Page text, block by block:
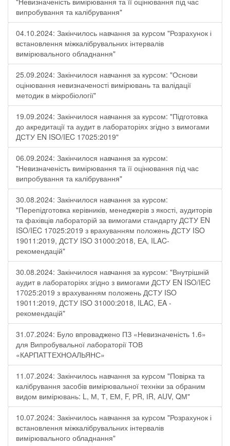
випробування та калібрування"
04.10.2024: Закінчилось навчання за курсом "Розрахунок і
встановлення міжкалібрувальних інтервалів
вимірювального обладнання"
25.09.2024: Закінчилося навчання за курсом: "Основи
оцінювання невизначеності вимірювань та валідації
методик в мікробіології"
19.09.2024: Закінчилося навчання за курсом: "Підготовка
до акредитації та аудит в лабораторіях згідно з вимогами
ДСТУ EN ISO/IEC 17025:2019"
06.09.2024: Закінчилося навчання за курсом:
"Невизначеність вимірювання та її оцінювання під час
випробування та калібрування"
30.08.2024: Закінчилося навчання за курсом:
"Перепідготовка керівників, менеджерів з якості, аудиторів
та фахівців лабораторій за вимогами стандарту ДСТУ EN
ISO/IEC 17025:2019 з врахуванням положень ДСТУ ISO
19011:2019, ДСТУ ISO 31000:2018, ЕА, ILAC-
рекомендацій"
30.08.2024: Закінчилося навчання за курсом: "Внутрішній
аудит в лабораторіях згідно з вимогами ДСТУ EN ISO/IEC
17025:2019 з врахуванням положень ДСТУ ISO
19011:2019, ДСТУ ISO 31000:2018, ILAC, EA -
рекомендацій"
31.07.2024: Було впроваджено ПЗ «Невизначеність 1.6»
для Випробувальної лабораторії ТОВ
«КАРПАТТЕХНОАЛЬЯНС»
11.07.2024: Закінчилось навчання за курсом "Повірка та
калібрування засобів вимірювальної техніки за обраним
видом вимірювань: L, М, Т, ЕМ, F, РR, ІR, АUV, QМ"
10.07.2024: Закінчилось навчання за курсом "Розрахунок і
встановлення міжкалібрувальних інтервалів
вимірювального обладнання"